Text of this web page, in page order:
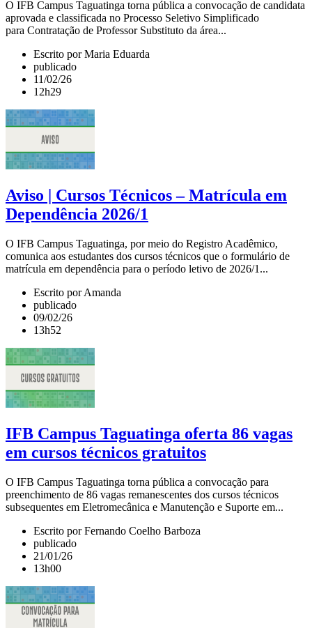
O IFB Campus Taguatinga torna pública a convocação de candidata
aprovada e classificada no Processo Seletivo Simplificado
para Contratação de Professor Substituto da área...
Escrito por Maria Eduarda
publicado
11/02/26
12h29
Aviso | Cursos Técnicos – Matrícula em
Dependência 2026/1
O IFB Campus Taguatinga, por meio do Registro Acadêmico,
comunica aos estudantes dos cursos técnicos que o formulário de
matrícula em dependência para o período letivo de 2026/1...
Escrito por Amanda
publicado
09/02/26
13h52
IFB Campus Taguatinga oferta 86 vagas
em cursos técnicos gratuitos
O IFB Campus Taguatinga torna pública a convocação para
preenchimento de 86 vagas remanescentes dos cursos técnicos
subsequentes em Eletromecânica e Manutenção e Suporte em...
Escrito por Fernando Coelho Barboza
publicado
21/01/26
13h00